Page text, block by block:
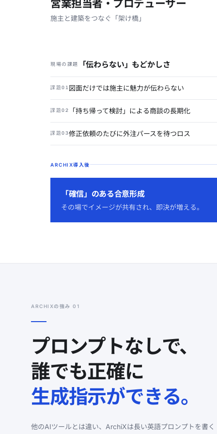
営業担当者・プロデューサー
施主と建築をつなぐ「架け橋」
現場の課題 「伝わらない」もどかしさ
課題01図面だけでは施主に魅力が伝わらない
課題02 「持ち帰って検討」による商談の長期化
課題03修正依頼のたびに外注パースを待つロス
ARCHIX導入後
「確信」のある合意形成
その場でイメージが共有され、即決が増える。
ARCHIXの強み 01
プロンプトなしで、
誰でも正確に
生成指示ができる。
他のAIツールとは違い、ArchiXは長い英語プロンプトを書く